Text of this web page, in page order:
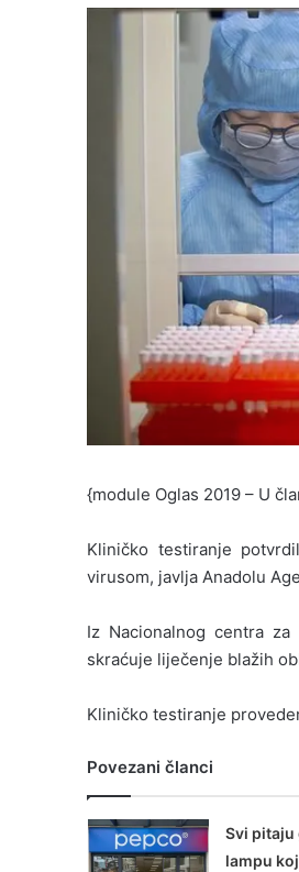
{module Oglas 2019 – U
Kliničko testiranje
virusom, javlja Anadolu
Iz Nacionalnog centra
skraćuje liječenje blažih
Kliničko testiranje
Povezani članci
Svi pitaju
lampu